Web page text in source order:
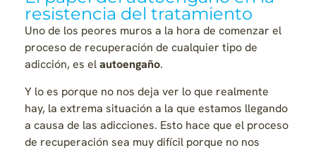
resistencia del tratamiento
Uno de los peores muros a la hora de comenzar el
proceso de recuperación de cualquier tipo de
adicción, es elautoengaño.
Y lo es porque no nos deja ver lo que realmente
hay, la extrema situación a la que estamos llegando
a causa de las adicciones. Esto hace que el proceso
de recuperación sea muy difícil porque no nos